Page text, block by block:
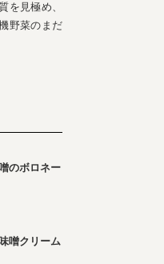
を見極め、
野菜のまだ
のボロネー
噌クリーム